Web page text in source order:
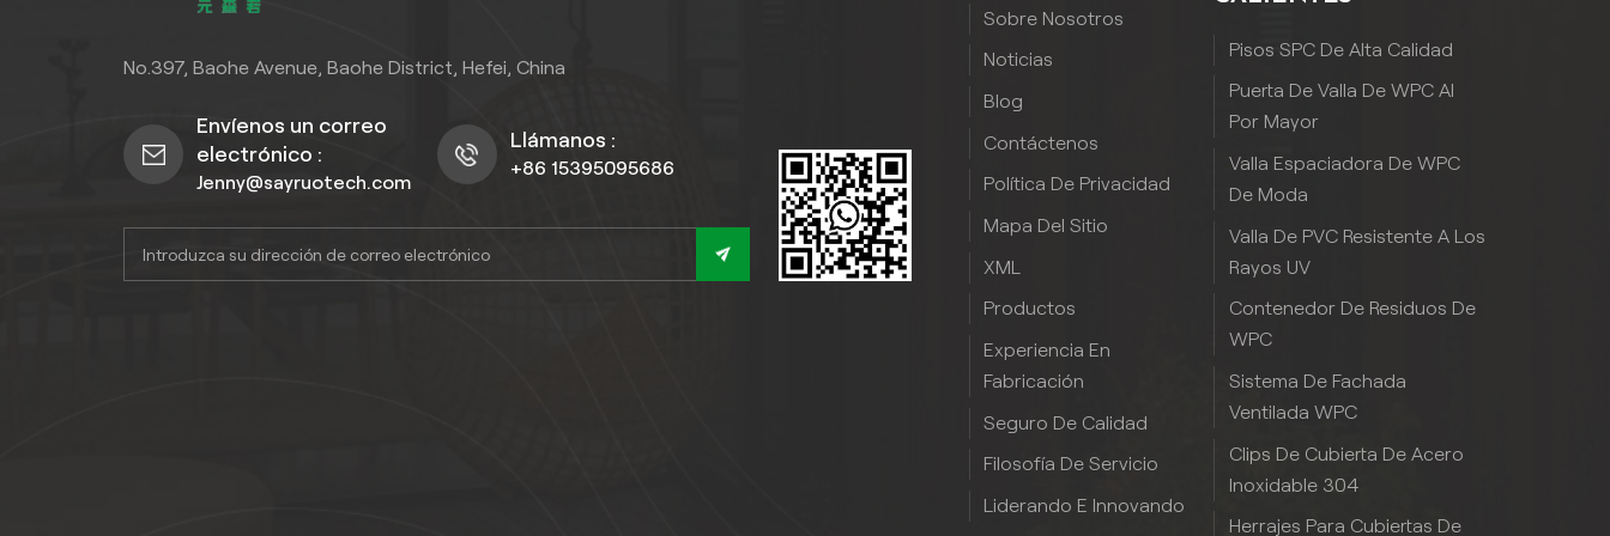
sus necesidades de cercado.
No.397, Baohe Avenue, Baohe District, Hefei, China
Envíenos un correo
electrónico :
Jenny@sayruotech.com
Llámanos :
+86 15395095686
Sobre Nosotros
Noticias
Blog
Contáctenos
Política De Privacidad
Mapa Del Sitio
XML
Productos
Experiencia En
Fabricación
Seguro De Calidad
Filosofía De Servicio
Liderando E Innovando
Pisos SPC De Alta Calidad
Puerta De Valla De WPC Al
Por Mayor
Valla Espaciadora De WPC
De Moda
Valla De PVC Resistente A Los
Rayos UV
Contenedor De Residuos De
WPC
Sistema De Fachada
Ventilada WPC
Clips De Cubierta De Acero
Inoxidable 304
Herrajes Para Cubiertas De